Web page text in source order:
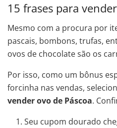
15 frases para
Mesmo com a procura por
pascais, bombons, trufas,
ovos de chocolate são os
Por isso, como um bônus
forcinha nas vendas,
vender ovo de Páscoa.
Seu cupom dourado